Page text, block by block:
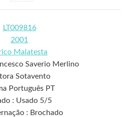
LT009816
2001
Malatesta
Saverio Merlino
Sotavento
Português PT
: Usado 5/5
: Brochado